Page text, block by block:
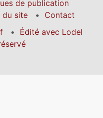
de publication
du site
Contact
Édité avec Lodel